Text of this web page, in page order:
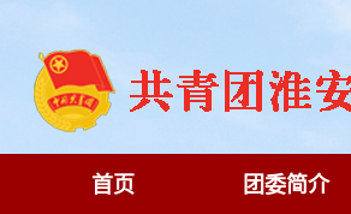
首页 团委简介